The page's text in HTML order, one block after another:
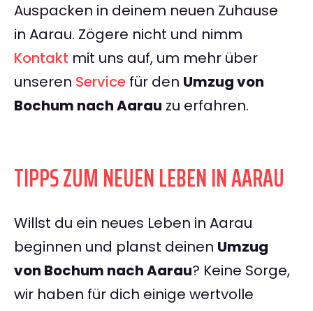
Auspacken in deinem neuen Zuhause
in Aarau. Zögere nicht und nimm
Kontakt mit uns auf, um mehr über
unseren Service für den Umzug von
Bochum nach Aarau zu erfahren.
TIPPS ZUM NEUEN LEBEN IN AARAU
Willst du ein neues Leben in Aarau
beginnen und planst deinen Umzug
von Bochum nach Aarau? Keine Sorge,
wir haben für dich einige wertvolle